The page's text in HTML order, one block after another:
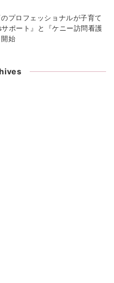
プロフェッショナルが子育て
ポート』と『ケニー訪問看護
始